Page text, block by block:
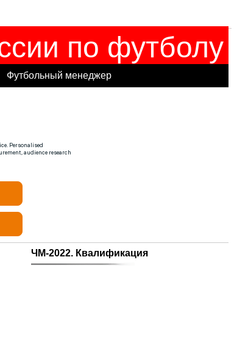
по футболу
Футбольный менеджер
ЧМ-2022. Квалификация